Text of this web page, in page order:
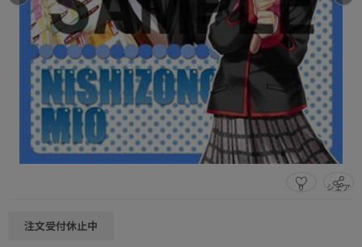
0 シェア
この商品をシェアする
注文受付休止中